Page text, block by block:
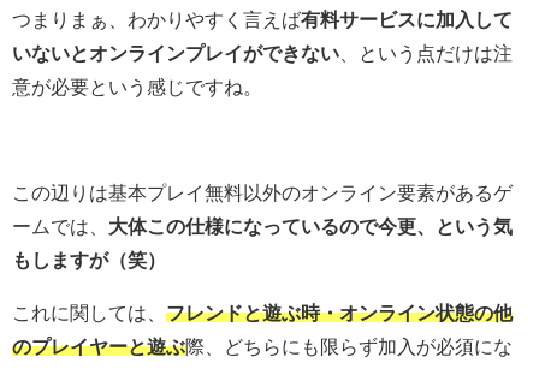
つまりまぁ、わかりやすく言えば有料サービスに加入して
いないとオンラインプレイができない 、という点だけは注
意が必要という感じですね。
この辺りは基本プレイ無料以外のオンライン要素があるゲ
ームでは、 大体この仕様になっているので今更、という気
もしますが（笑）
これに関しては、 フレンドと遊ぶ時・オンライン状態の他
のプレイヤーと遊ぶ際、どちらにも限らず加入が必須にな